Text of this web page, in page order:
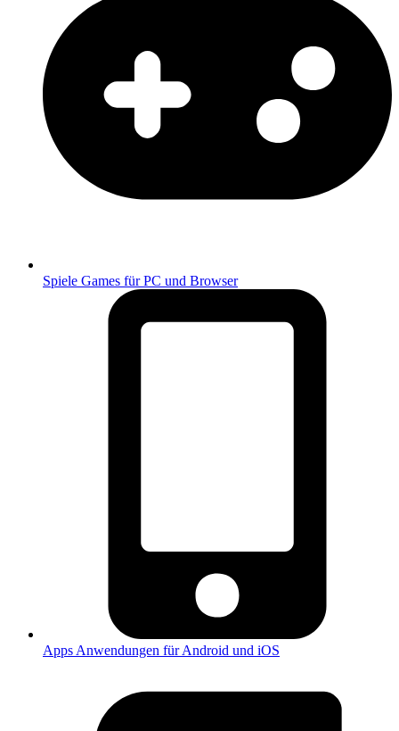
Spiele Games für PC und Browser
Apps Anwendungen für Android und iOS